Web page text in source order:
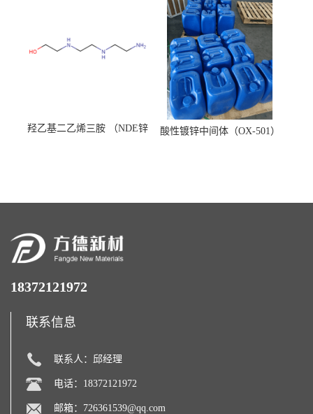
羟乙基二乙烯三胺 （NDE锌
酸性镀锌中间体（OX-501）
18372121972
联系信息
联系人：邱经理
电话：18372121972
邮箱： 726361539@qq.com